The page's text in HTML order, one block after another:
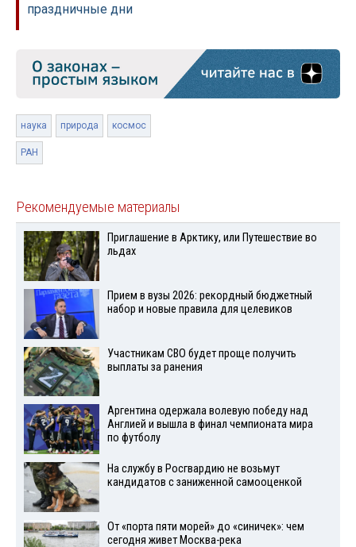
праздничные дни
наука природа космос
РАН
Рекомендуемые материалы
Приглашение в Арктику, или Путешествие во
льдах
Прием в вузы 2026: рекордный бюджетный
набор и новые правила для целевиков
Участникам СВО будет проще получить
выплаты за ранения
Аргентина одержала волевую победу над
Англией и вышла в финал чемпионата мира
по футболу
На службу в Росгвардию не возьмут
кандидатов с заниженной самооценкой
От «порта пяти морей» до «синичек»: чем
сегодня живет Москва-река